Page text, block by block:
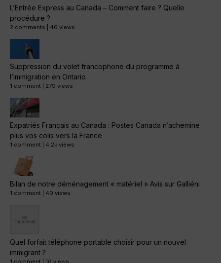
L’Entrée Express au Canada – Comment faire ? Quelle
procédure ?
2 comments 46 views
Suppression du volet francophone du programme à
l’immigration en Ontario
1 comment 279 views
Expatriés Français au Canada : Postes Canada n’achemine
plus vos colis vers la France
1 comment 4.2k views
Bilan de notre déménagement « matériel » Avis sur Galliéni
1 comment 40 views
Quel forfait téléphone portable choisir pour un nouvel
immigrant ?
1 comment 16 views